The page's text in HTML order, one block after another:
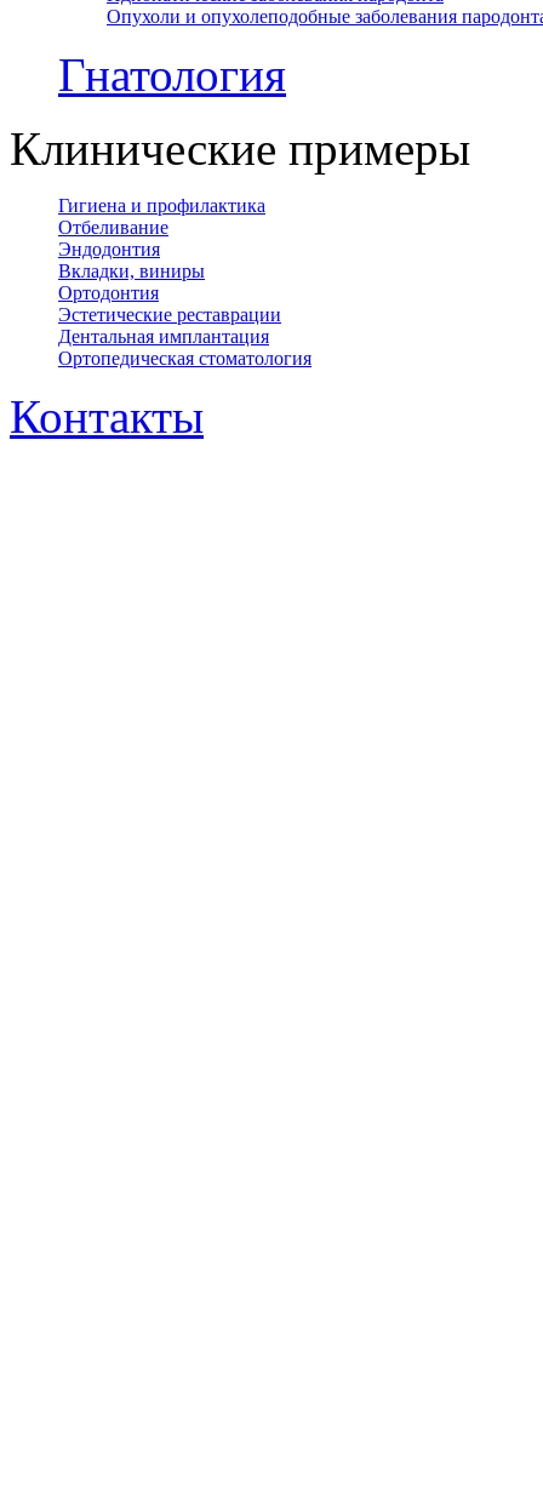
Опухоли и опухолеподобные заболевания
Гнатология
Клинические примеры
Гигиена и профилактика
Отбеливание
Эндодонтия
Вкладки, виниры
Ортодонтия
Эстетические реставрации
Дентальная имплантация
Ортопедическая cтоматология
Контакты